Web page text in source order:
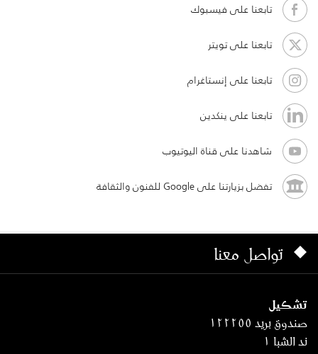
تابعنا على فيسبوك
تابعنا على تويتر
تابعنا على إنستاغرام
تابعنا على ينكدين
شاهدنا على قناة اليوتيوب
تفضل بزيارتنا على Google للفنون والثقافة
تواصل معنا
تشكيل
صندوق بريد ١٢٢٢٥٥
ند الشبا ١